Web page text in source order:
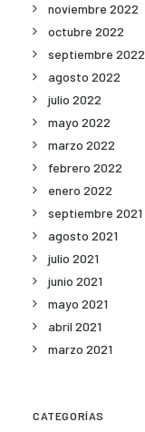
noviembre 2022
octubre 2022
septiembre 2022
agosto 2022
julio 2022
mayo 2022
marzo 2022
febrero 2022
enero 2022
septiembre 2021
agosto 2021
julio 2021
junio 2021
mayo 2021
abril 2021
marzo 2021
CATEGORÍAS